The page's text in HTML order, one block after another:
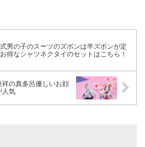
男の子のスーツのズボンは半ズボンが定
得なシャツネクタイのセットはこちら！
の真多呂優しいお顔
人気